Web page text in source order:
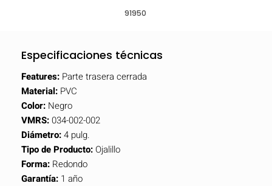
91950
Especificaciones técnicas
Features: Parte trasera cerrada
Material: PVC
Color: Negro
VMRS:034-002-002
Diámetro:4 pulg.
Tipo de Producto: Ojalillo
Forma: Redondo
Garantía: 1 año